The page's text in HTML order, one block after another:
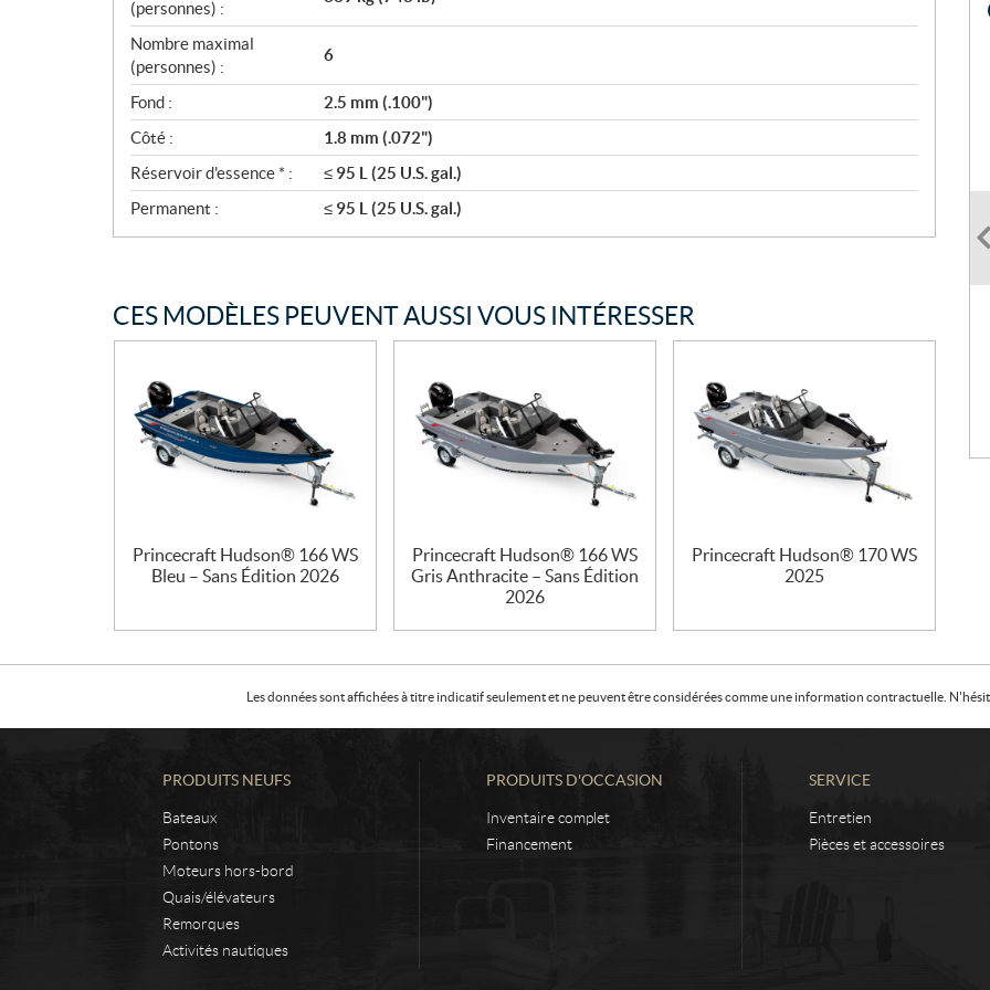
(personnes) :
Nombre maximal
(personnes) :
6
Fond :
2.5 mm (.100")
Côté :
1.8 mm (.072")
Réservoir d'essence * :
≤ 95 L (25 U.S. gal.)
Permanent :
≤ 95 L (25 U.S. gal.)
CES MODÈLES PEUVENT AUSSI VOUS INTÉRESSER
Princecraft Hudson® 166 WS
Bleu – Sans Édition 2026
Princecraft Hudson® 166 WS
Gris Anthracite – Sans Édition
2026
Princecraft Hudson® 170 WS
2025
Les données sont affichées à titre indicatif seulement et ne peuvent être considérées comme une information contractuelle.
PRODUITS NEUFS
Bateaux
Pontons
Moteurs hors-bord
Quais/élévateurs
Remorques
Activités nautiques
PRODUITS D'OCCASION
Inventaire complet
Financement
SERVICE
Entretien
Pièces et accessoires